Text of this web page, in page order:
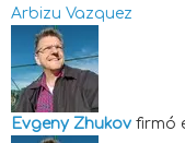
Arbizu Vazquez
Evgeny Zhukov firmó